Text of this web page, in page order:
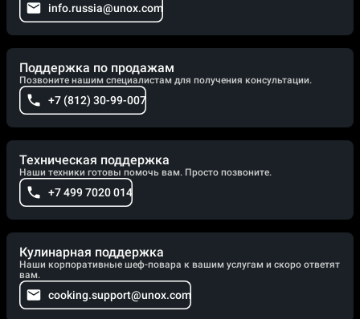
info.russia@unox.com
Поддержка по продажам
Позвоните нашим специалистам для получения консультации.
+7 (812) 30-99-007
Техническая поддержка
Наши техники готовы помочь вам. Просто позвоните.
+7 499 7020 014
Кулинарная поддержка
Наши корпоративные шеф-повара к вашим услугам и скоро ответят
вам.
cooking.support@unox.com